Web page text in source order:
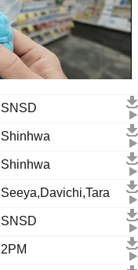
SNSD
Shinhwa
Shinhwa
Seeya,Davichi,Tara
SNSD
2PM